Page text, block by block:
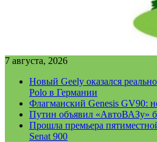
7 августа, 2026
Новый Geely оказался
Polo в Германии
Флагманский Genesis GV90:
Путин объявил «АвтоВАЗу»
Прошла премьера
Senat 900